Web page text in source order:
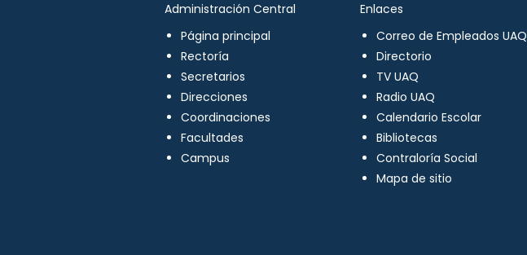
Administración Central
Página principal
Rectoría
Secretarios
Direcciones
Coordinaciones
Facultades
Campus
Enlaces
Correo de Empleados UAQ
Directorio
TV UAQ
Radio UAQ
Calendario Escolar
Bibliotecas
Contraloría Social
Mapa de sitio